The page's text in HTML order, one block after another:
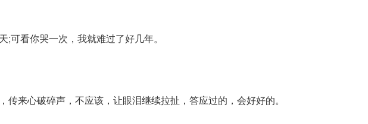
可看你哭一次，我就难过了好几年。
传来心破碎声，不应该，让眼泪继续拉扯，答应过的，会好好的。